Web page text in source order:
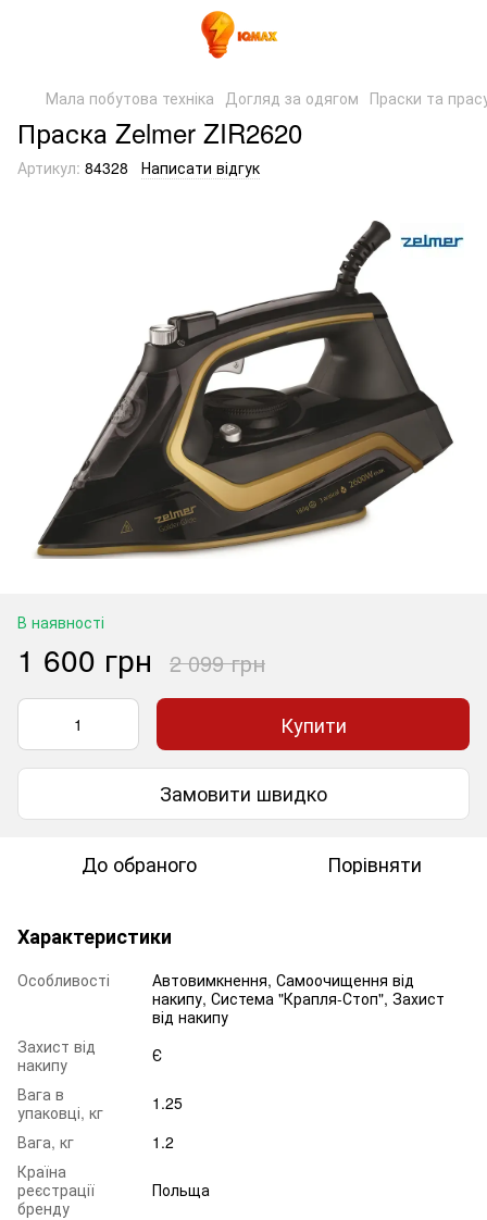
Мала побутова техніка Догляд за одягом Праски та
Праска Zelmer ZIR2620
Артикул: 84328 Написати відгук
В наявності
1 600 грн 2 099 грн
Купити
Замовити швидко
До обраного Порівняти
Характеристики
Особливості
Автовимкнення, Самоочищення від
накипу, Система "Крапля-Стоп", Захист
від накипу
Захист від
накипу
Є
Вага в
упаковці, кг
1.25
Вага, кг
1.2
Країна
реєстрації
бренду
Польща